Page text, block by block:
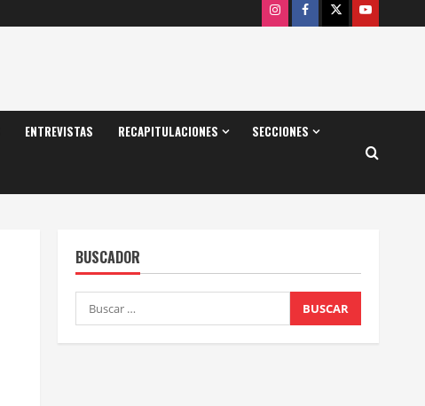
InstagramFacebook
X Youtube
ENTREVISTAS RECAPITULACIONES SECCIONES
BUSCADOR
Buscar: